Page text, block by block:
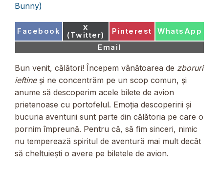
Bunny)
Share
Facebook Share
on
X
(Twitter) Share
Pinterest Share
WhatsApp
Share
on
Email
Bun venit, călători! Începem vânătoarea de zboruri
ieftineși ne concentrăm pe un scop comun, și
anume să descoperim acele bilete de avion
prietenoase cu portofelul. Emoția descoperirii și
bucuria aventurii sunt parte din călătoria pe care o
pornim împreună. Pentru că, să fim sinceri, nimic
nu temperează spiritul de aventură mai mult decât
să cheltuiești o avere pe biletele de avion.